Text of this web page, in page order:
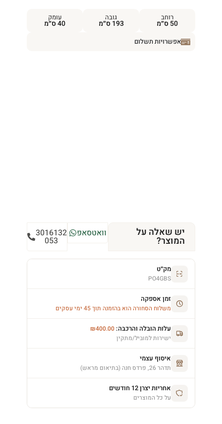
רוחב
50 ס״מ
גובה
193 ס״מ
עומק
40 ס״מ
אפשרויות תשלום
יש שאלה על
המוצר?
וואטסאפ 3016132
053
מק״ט
PO4GBS
זמן אספקה
משלוח הסחורה הוא בהזמנה תוך 45 ימי עסקים
עלות הובלה והרכבה: ₪400.00
ישירות למוביל/מתקין
איסוף עצמי
תדהר 26, פרדס חנה (בתיאום מראש)
אחריות יצרן 12 חודשים
על כל המוצרים